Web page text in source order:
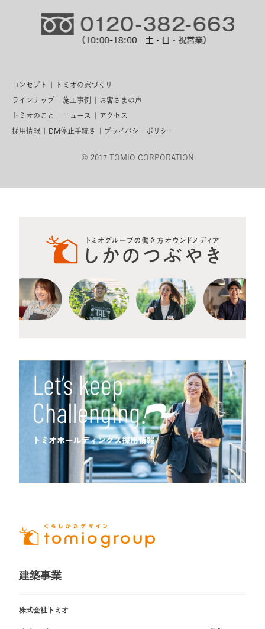
コンセプト トミオの家づくり
ラインナップ 施工事例 お客さまの声
トミオのこと ニュース アクセス
採用情報 DM停止手続き プライバシーポリシー
© 2017 TOMIO CORPORATION.
建築事業
株式会社トミオ